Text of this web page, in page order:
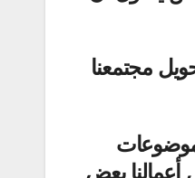
مجتمعنا
موضوعات
أعمالنا بعض